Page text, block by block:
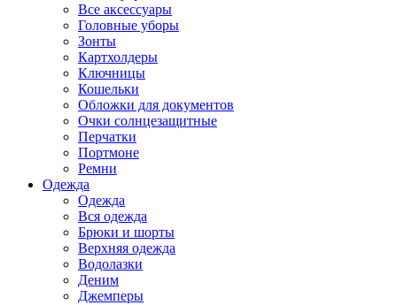
Все аксессуары
Головные уборы
Зонты
Картхолдеры
Ключницы
Кошельки
Обложки для документов
Очки солнцезащитные
Перчатки
Портмоне
Ремни
Одежда
Одежда
Вся одежда
Брюки и шорты
Верхняя одежда
Водолазки
Деним
Джемперы